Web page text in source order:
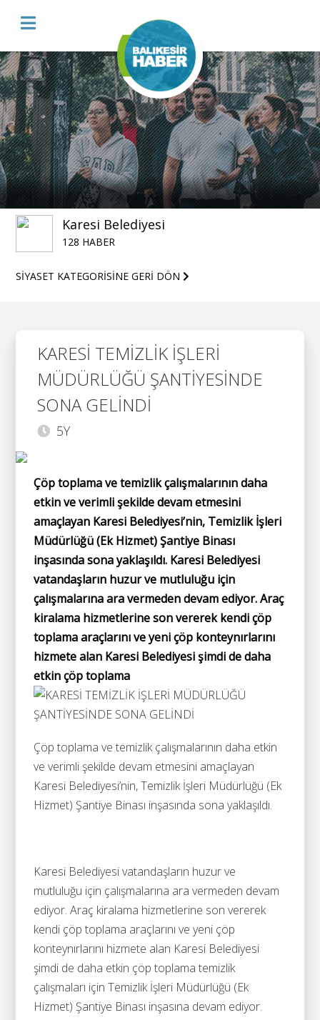
Karesi Belediyesi
128 HABER
SİYASET KATEGORİSİNE GERİ DÖN
KARESİ TEMİZLİK İŞLERİ
MÜDÜRLÜĞÜ ŞANTİYESİNDE
SONA GELİNDİ
5Y
Çöp toplama ve temizlik çalışmalarının daha
etkin ve verimli şekilde devam etmesini
amaçlayan Karesi Belediyesi’nin, Temizlik İşleri
Müdürlüğü (Ek Hizmet) Şantiye Binası
inşasında sona yaklaşıldı. Karesi Belediyesi
vatandaşların huzur ve mutluluğu için
çalışmalarına ara vermeden devam ediyor. Araç
kiralama hizmetlerine son vererek kendi çöp
toplama araçlarını ve yeni çöp konteynırlarını
hizmete alan Karesi Belediyesi şimdi de daha
etkin çöp toplama
Çöp toplama ve temizlik çalışmalarının daha etkin
ve verimli şekilde devam etmesini amaçlayan
Karesi Belediyesi’nin, Temizlik İşleri Müdürlüğü (Ek
Hizmet) Şantiye Binası inşasında sona yaklaşıldı.
Karesi Belediyesi vatandaşların huzur ve
mutluluğu için çalışmalarına ara vermeden devam
ediyor. Araç kiralama hizmetlerine son vererek
kendi çöp toplama araçlarını ve yeni çöp
konteynırlarını hizmete alan Karesi Belediyesi
şimdi de daha etkin çöp toplama temizlik
çalışmaları için Temizlik İşleri Müdürlüğü (Ek
Hizmet) Şantiye Binası inşasına devam ediyor.